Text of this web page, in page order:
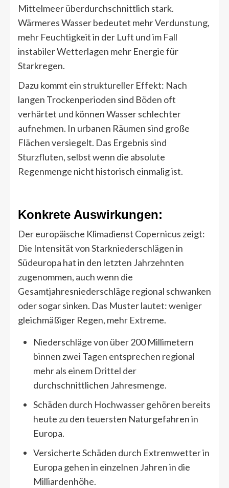
Mittelmeer überdurchschnittlich stark.
Wärmeres Wasser bedeutet mehr Verdunstung,
mehr Feuchtigkeit in der Luft und im Fall
instabiler Wetterlagen mehr Energie für
Starkregen.
Dazu kommt ein struktureller Effekt: Nach
langen Trockenperioden sind Böden oft
verhärtet und können Wasser schlechter
aufnehmen. In urbanen Räumen sind große
Flächen versiegelt. Das Ergebnis sind
Sturzfluten, selbst wenn die absolute
Regenmenge nicht historisch einmalig ist.
Konkrete Auswirkungen:
Der europäische Klimadienst Copernicus zeigt:
Die Intensität von Starkniederschlägen in
Südeuropa hat in den letzten Jahrzehnten
zugenommen, auch wenn die
Gesamtjahresniederschläge regional schwanken
oder sogar sinken. Das Muster lautet: weniger
gleichmäßiger Regen, mehr Extreme.
Niederschläge von über 200 Millimetern
binnen zwei Tagen entsprechen regional
mehr als einem Drittel der
durchschnittlichen Jahresmenge.
Schäden durch Hochwasser gehören bereits
heute zu den teuersten Naturgefahren in
Europa.
Versicherte Schäden durch Extremwetter in
Europa gehen in einzelnen Jahren in die
Milliardenhöhe.